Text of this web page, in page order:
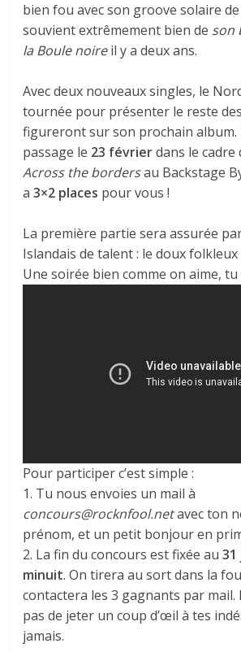
bien fou avec son groove solaire
souvient extrêmement bien de son
la Boule noireil y a deux ans.
Avec deux nouveaux singles, le
tournée pour présenter le reste
figureront sur son prochain album.
passage le 23 févrierdans le
Across the bordersau Backstage
a3×2 places pour vous !
La première partie sera assurée
Islandais de talent : le doux folkleux
Une soirée bien comme on aime, tu
Pour participer c’est simple :
1. Tu nous envoies un mail à
concours@rocknfool.netavec ton
prénom, et un petit bonjour en
2. La fin du concours est fixée au
minuit. On tirera au sort dans la
contactera les 3 gagnants par mail.
pas de jeter un coup d’œil à tes
jamais.